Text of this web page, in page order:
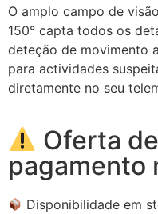
O amplo campo de
150° capta todos os
deteção de movimento
para actividades
diretamente no seu
Oferta de
pagamento
Disponibilidade em